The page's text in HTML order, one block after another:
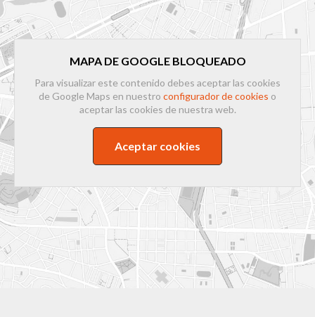
MAPA DE GOOGLE BLOQUEADO
Para visualizar este contenido debes aceptar las cookies
de Google Maps en nuestro configurador de cookies o
aceptar las cookies de nuestra web.
Aceptar cookies